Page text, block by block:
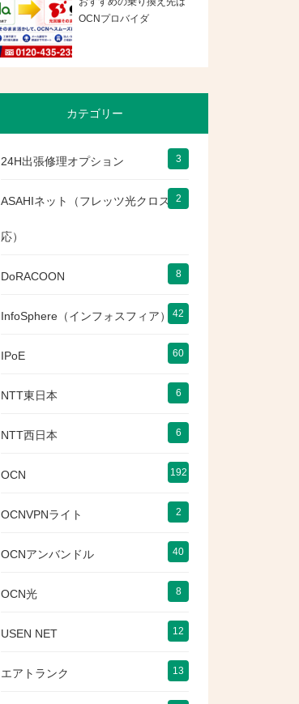
OCNプロバイダ
カテゴリー
24H出張修理オプション 3
ASAHIネット（フレッツ光クロス対
応）
2
DoRACOON 8
InfoSphere（インフォスフィア） 42
IPoE 60
NTT東日本 6
NTT西日本 6
OCN 192
OCNVPNライト 2
OCNアンバンドル 40
OCN光 8
USEN NET 12
エアトランク 13